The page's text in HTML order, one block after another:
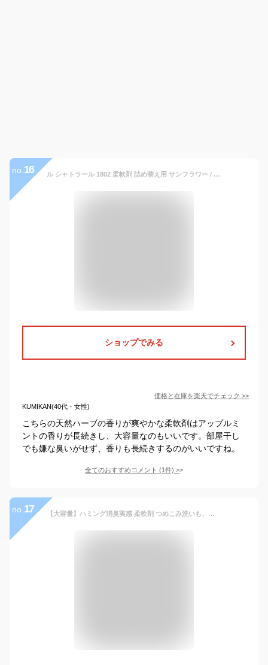
no. 16 ル シャトラール 1802 柔軟剤 詰め替え用 サンフラワー / アップルミント 花 1.6L 大容量 アロマ 天然 ハーブ エッセンシャル オイル 香り 3倍濃縮 フレグランス 部屋干し 韓国 フランス
ショップでみる
価格と在庫を楽天でチェック >>
KUMIKAN(40代・女性)
こちらの天然ハーブの香りが爽やかな柔軟剤はアップルミ
ントの香りが長続きし、大容量なのもいいです。部屋干し
でも嫌な臭いがせず、香りも長続きするのがいいですね。
全てのおすすめコメント (1件) >
no. 17 【大容量】ハミング消臭実感 柔軟剤 つめこみ洗いも、部屋干しも、無敵消臭！ハミング内Ｎｏ．１抗菌 リフレッシュグリーンの香り つめかえ用 2,600ml